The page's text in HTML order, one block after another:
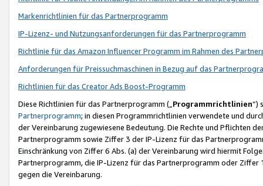
Markenrichtlinien für das Partnerprogramm
IP-Lizenz- und Nutzungsanforderungen für das Partnerprogramm
Richtlinie für das Amazon Influencer Programm im Rahmen des
Anforderungen für Preissuchmaschinen in Bezug auf das
Richtlinien für das Creator Ads Boost-Programm
Diese Richtlinien für das Partnerprogramm („Programmrichtlinien“)
Partnerprogramm; in diesen Programmrichtlinien verwendete und
der Vereinbarung zugewiesene Bedeutung. Die Rechte und Pflichten
Partnerprogramm sowie Ziffer 3 der IP-Lizenz für das
Einschränkung von Ziffer 6 Abs. (a) der Vereinbarung wird hiermit
Partnerprogramm, die IP-Lizenz für das Partnerprogramm oder
gegen die Vereinbarung.